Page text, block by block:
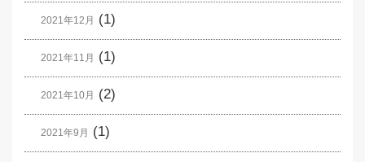
2021年12月 (1)
2021年11月 (1)
2021年10月 (2)
2021年9月 (1)